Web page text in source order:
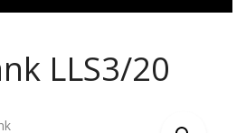
LLS3/20